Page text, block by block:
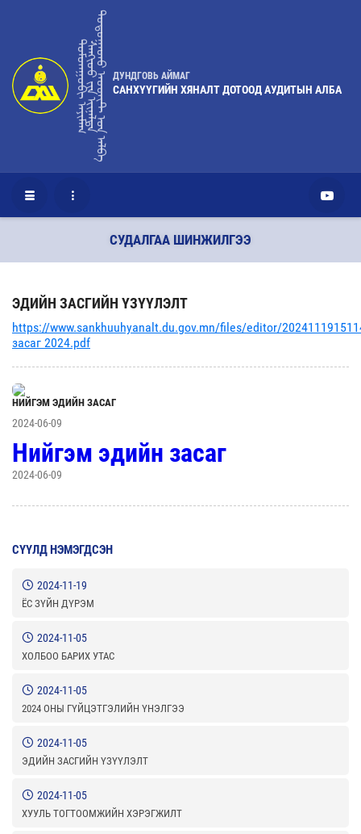
ᠳᠤᠮᠳᠠᠭᠣᠪᠢ ᠠᠶᠢᠮᠠᠭᠰᠠᠩᢈᠦᠦ ᠶ᠋ᠢᠨ ᢈᠢᠨᠠᠯᠲᠠᠳᠣᠲᠤᠭᠠᠳᠤ ᠠᠦᠳᠢᠲ ᠤ᠋ᠨ ᠠᠯᠪᠠ ДУНДГОВЬ АЙМАГ
САНХҮҮГИЙН ХЯНАЛТ ДОТООД АУДИТЫН АЛБА
СУДАЛГАА ШИНЖИЛГЭЭ
ЭДИЙН ЗАСГИЙН ҮЗҮҮЛЭЛТ
https://www.sankhuuhyanalt.du.gov.mn/files/editor/
засаг 2024.pdf
НИЙГЭМ ЭДИЙН ЗАСАГ
2024-06-09
Нийгэм эдийн засаг
2024-06-09
СҮҮЛД НЭМЭГДСЭН
2024-11-19
ЁС ЗҮЙН ДҮРЭМ
2024-11-05
ХОЛБОО БАРИХ УТАС
2024-11-05
2024 ОНЫ ГҮЙЦЭТГЭЛИЙН ҮНЭЛГЭЭ
2024-11-05
ЭДИЙН ЗАСГИЙН ҮЗҮҮЛЭЛТ
2024-11-05
ХУУЛЬ ТОГТООМЖИЙН ХЭРЭГЖИЛТ